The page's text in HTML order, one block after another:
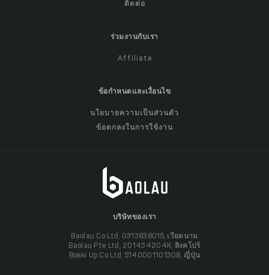
ติดต่อ
ร่วมงานกับเรา
Affiliate
ข้อกำหนดและเงื่อนไข
นโยบายความเป็นส่วนตัว
ข้อตกลงในการใช้งาน
บริษัทของเรา
Baolau Co Ltd, 0313838015, เวียดนาม
Baolau Pte Ltd, 201434204K, สิงคโปร์
Boeki Up Co Ltd, 5140001101308, ญี่ปุ่น